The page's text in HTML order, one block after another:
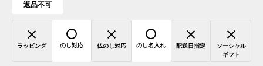
返品不可
ラッピング のし対応 仏のし対応 のし名入れ 配送日指定
ソーシャル
ギフト